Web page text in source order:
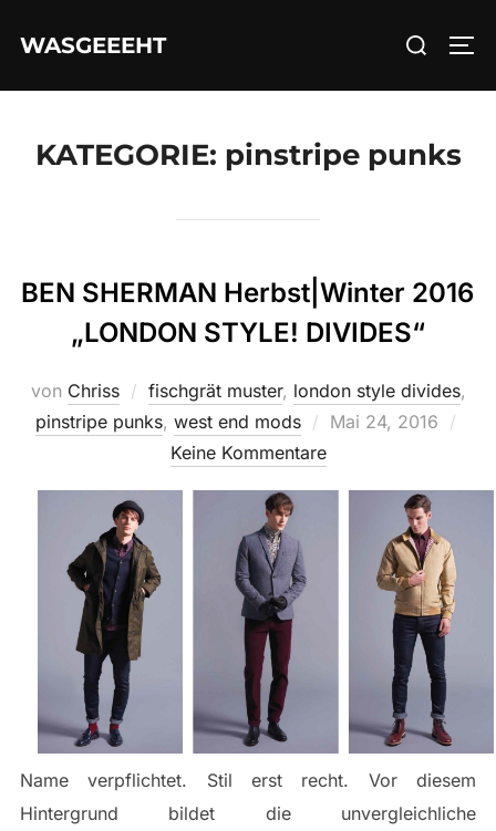
InhaltWASGEEEHT
Suchen
KATEGORIE: pinstripe punks
BEN SHERMAN Herbst|Winter 2016
„LONDON STYLE! DIVIDES“
von Chriss fischgrät muster, london style divides,
pinstripe punks, west end mods
Veröffentlicht
Mai 24, 2016
Keine Kommentare
Name verpflichtet. Stil erst recht. Vor diesem
Hintergrund bildet die unvergleichliche